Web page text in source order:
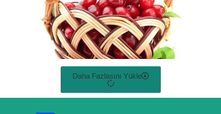
Daha Fazlasını Yükle